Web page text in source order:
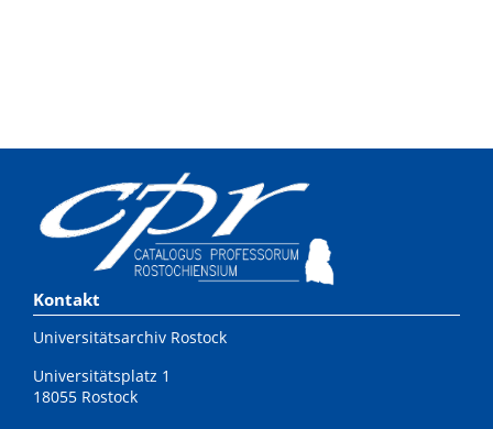
Kontakt
Universitätsarchiv Rostock
Universitätsplatz 1
18055 Rostock